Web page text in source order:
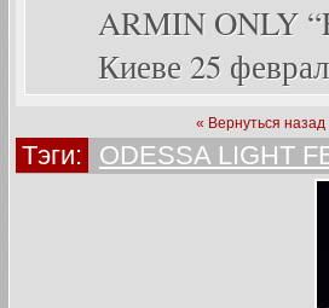
ARMIN ONLY
Киеве 25
« Вернуться назад
Тэги: ODESSA LIGHT